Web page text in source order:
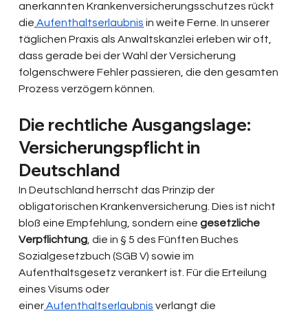
anerkannten Krankenversicherungsschutzes rückt
die Aufenthaltserlaubnis in weite Ferne. In unserer
täglichen Praxis als Anwaltskanzlei erleben wir oft,
dass gerade bei der Wahl der Versicherung
folgenschwere Fehler passieren, die den gesamten
Prozess verzögern können.
Die rechtliche Ausgangslage:
Versicherungspflicht in
Deutschland
In Deutschland herrscht das Prinzip der
obligatorischen Krankenversicherung. Dies ist nicht
bloß eine Empfehlung, sondern eine gesetzliche
Verpflichtung , die in § 5 des Fünften Buches
Sozialgesetzbuch (SGB V) sowie im
Aufenthaltsgesetz verankert ist. Für die Erteilung
eines Visums oder
einerAufenthaltserlaubnis verlangt die